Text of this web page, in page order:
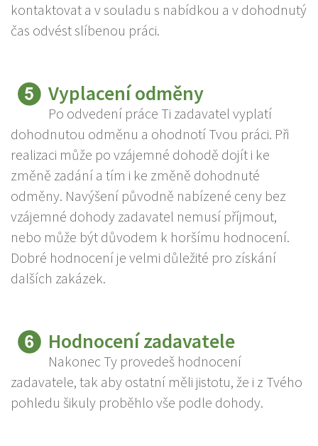
kontaktovat a v souladu s nabídkou a v dohodnutý
čas odvést slíbenou práci.
Vyplacení odměny
Po odvedení práce Ti zadavatel vyplatí
dohodnutou odměnu a ohodnotí Tvou práci. Při
realizaci může po vzájemné dohodě dojít i ke
změně zadání a tím i ke změně dohodnuté
odměny. Navýšení původně nabízené ceny bez
vzájemné dohody zadavatel nemusí příjmout,
nebo může být důvodem k horšímu hodnocení.
Dobré hodnocení je velmi důležité pro získání
dalších zakázek.
Hodnocení zadavatele
Nakonec Ty provedeš hodnocení
zadavatele, tak aby ostatní měli jistotu, že i z Tvého
pohledu šikuly proběhlo vše podle dohody.